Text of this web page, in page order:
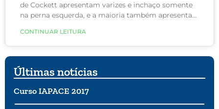
de Cockett apresentam varizes e inchaço somente
na perna esquerda, e a maioria também apresenta
inchaço e/ou varizes somente no membro inferior
esquerdo deve ser investigado.
CONTINUAR LEITURA
Últimas notícias
Curso IAPACE 2017